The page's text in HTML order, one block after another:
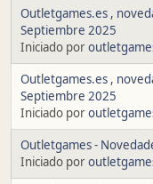
Outletgames.es ,
Septiembre 2025
Iniciado por
Outletgames.es ,
Septiembre 2025
Iniciado por
Outletgames -
Iniciado por